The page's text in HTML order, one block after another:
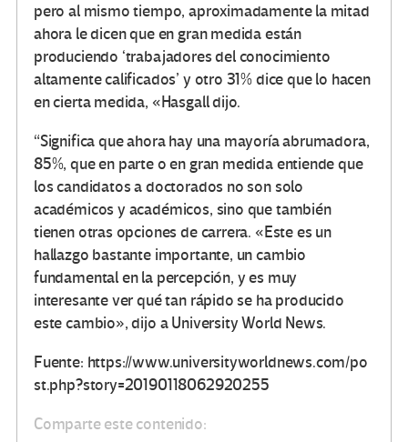
pero al mismo tiempo, aproximadamente la mitad
ahora le dicen que en gran medida están
produciendo ‘trabajadores del conocimiento
altamente calificados’ y otro 31% dice que lo hacen
en cierta medida, «Hasgall dijo.
“Significa que ahora hay una mayoría abrumadora,
85%, que en parte o en gran medida entiende que
los candidatos a doctorados no son solo
académicos y académicos, sino que también
tienen otras opciones de carrera. «Este es un
hallazgo bastante importante, un cambio
fundamental en la percepción, y es muy
interesante ver qué tan rápido se ha producido
este cambio», dijo a University World News.
Fuente: https://www.universityworldnews.com/po
st.php?story=20190118062920255
Comparte este contenido: